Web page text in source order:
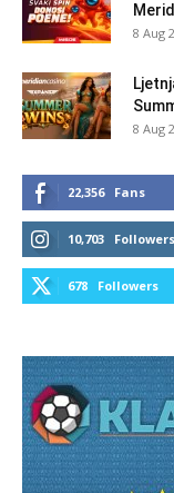
8 Aug
8 Aug
22,356 Fans
10,703 Followers
678 Followers